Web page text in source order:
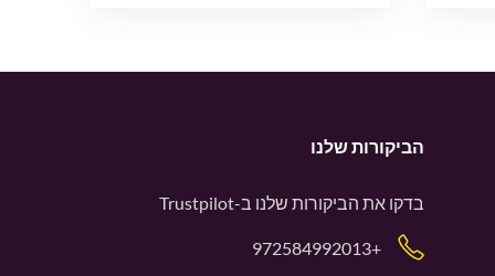
הביקורות שלנו
בדקו את הביקורות שלנו ב-Trustpilot
+972584992013